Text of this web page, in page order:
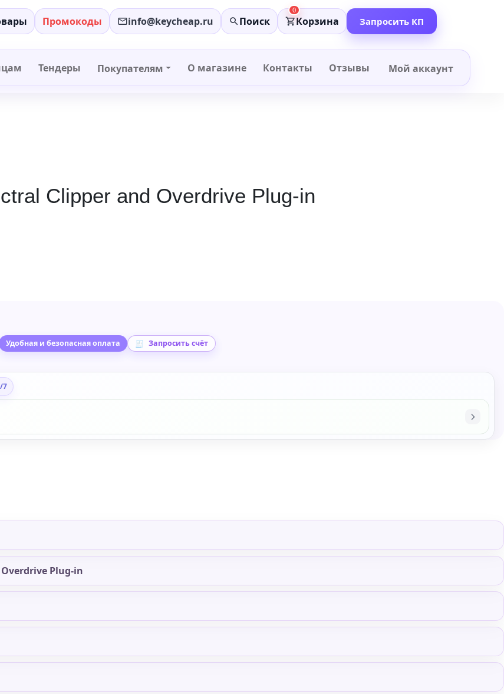
Промокоды info@keycheap.ru Поиск
0
Корзина Запросить КП
Тендеры Покупателям О магазине Контакты Отзывы Мой аккаунт
Clipper and Overdrive Plug-in
Удобная и безопасная оплата Запросить счёт
7
Plug-in
− +